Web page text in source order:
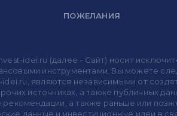
ПОЖЕЛАНИЯ
idei.ru (далее - Сайт) носит
инструментами. Вы можете
являются независимыми от
источниках, а также публичных
рекомендации, а также раньше или
данные и инвестиционные идеи в